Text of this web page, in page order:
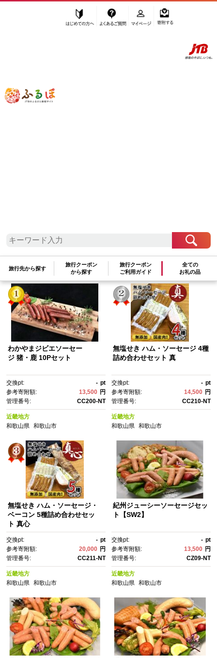
ふるぽ JTBのふるさと納税サイト
旅行先から探す
旅行クーポン
から探す
旅行クーポン
ご利用ガイド
全ての
お礼の品
「ふるさと納税」TOP
ハム・ソーセージ・ハンバーグ
検索結果一覧
参考寄附額順|新着順 |人気ランキング順
わかやまジビエソーセー
ジ 猪・鹿 10Pセット
交換pt: - pt
参考寄附額:
13,500 円
管理番号:
CC200-NT
近畿地方
和歌山県
和歌山市
無塩せき ハム・ソーセージ 4種
詰め合わせセット 真
交換pt: - pt
参考寄附額:
14,500 円
管理番号:
CC210-NT
近畿地方
和歌山県 和歌山市
無塩せき ハム・ソーセージ・
ベーコン 5種詰め合わせセッ
ト 真心
交換pt: - pt
参考寄附額:
20,000 円
管理番号:
CC211-NT
近畿地方
和歌山県
和歌山市
紀州ジューシーソーセージセッ
ト【SW2】
交換pt: - pt
参考寄附額:
13,500 円
管理番号:
CZ09-NT
近畿地方
和歌山県 和歌山市